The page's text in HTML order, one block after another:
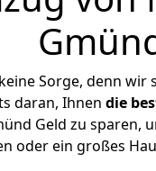
Sorge, denn wir
daran, Ihnen die
Geld zu sparen,
oder ein großes